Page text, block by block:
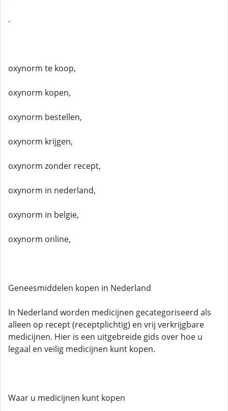
.
oxynorm te koop,
oxynorm kopen,
oxynorm bestellen,
oxynorm krijgen,
oxynorm zonder recept,
oxynorm in nederland,
oxynorm in belgie,
oxynorm online,
Geneesmiddelen kopen in Nederland
In Nederland worden medicijnen gecategoriseerd als
alleen op recept (receptplichtig) en vrij verkrijgbare
medicijnen. Hier is een uitgebreide gids over hoe u
legaal en veilig medicijnen kunt kopen.
Waar u medicijnen kunt kopen